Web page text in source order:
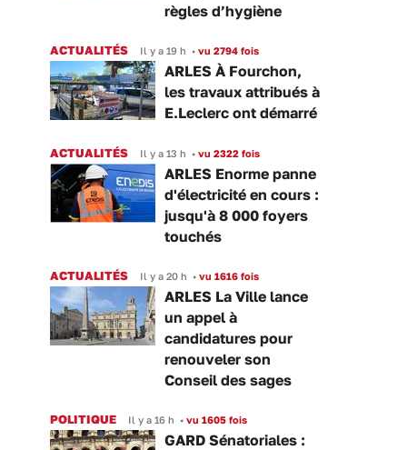
règles d’hygiène
ACTUALITÉS Il y a 19 h • vu 2794 fois
ARLES À Fourchon,
les travaux attribués à
E.Leclerc ont démarré
ACTUALITÉS Il y a 13 h • vu 2322 fois
ARLES Enorme panne
d'électricité en cours :
jusqu'à 8 000 foyers
touchés
ACTUALITÉS Il y a 20 h • vu 1616 fois
ARLES La Ville lance
un appel à
candidatures pour
renouveler son
Conseil des sages
POLITIQUE Il y a 16 h • vu 1605 fois
GARD Sénatoriales :